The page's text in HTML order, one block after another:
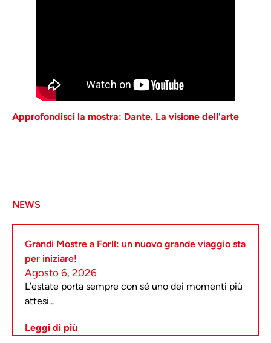
Approfondisci la mostra: Dante. La visione dell'arte
NEWS
Grandi Mostre a Forlì: un nuovo grande viaggio sta
per iniziare!
Agosto 6, 2026
L’estate porta sempre con sé uno dei momenti più
attesi…
Leggi di più